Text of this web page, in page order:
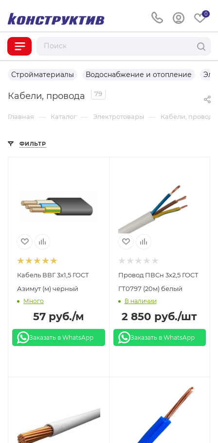
0
Стройматериалы Водоснабжение и отопление
Кабели, провода 79
Главная — Каталог — Электротовары — Кабели, провода
ФИЛЬТР
Кабель ВВГ 3х1,5 ГОСТ
Азимут (м) черный
Много
57руб./м
Заказать в WhatsApp
Провод ПВСн 3х2,5 ГОСТ
ГТ0797 (20м) белый
В наличии
2 850 руб./шт
Заказать в WhatsApp